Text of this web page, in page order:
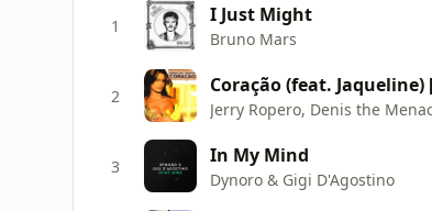
1 I Just Might
Bruno Mars
2 Coração (feat. Jaqueline)
Jerry Ropero, Denis the
3 In My Mind
Dynoro & Gigi D'Agostino